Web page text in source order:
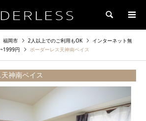
検索
福岡市 2人以上でのご利用もOK
インターネット無
円 ボーダーレス天神南ベイス
神南ベイス